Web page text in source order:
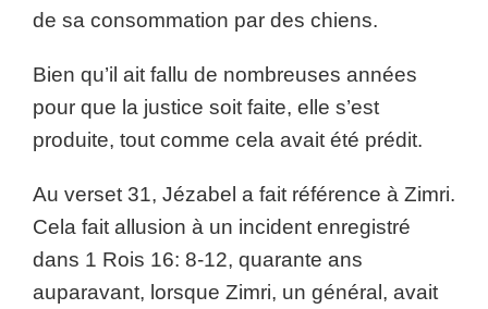
de sa consommation par des chiens.
Bien qu’il ait fallu de nombreuses années
pour que la justice soit faite, elle s’est
produite, tout comme cela avait été prédit.
Au verset 31, Jézabel a fait référence à Zimri.
Cela fait allusion à un incident enregistré
dans 1 Rois 16: 8-12, quarante ans
auparavant, lorsque Zimri, un général, avait